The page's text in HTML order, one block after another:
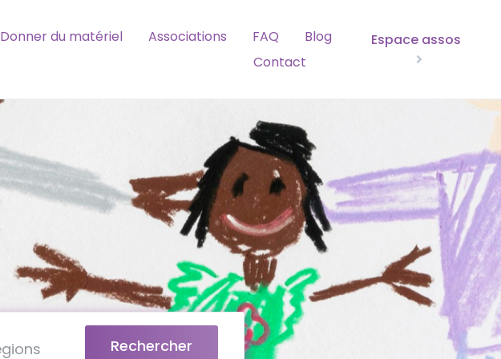
Donner du matériel Associations FAQ
Blog
Contact
Espace assos
Rechercher